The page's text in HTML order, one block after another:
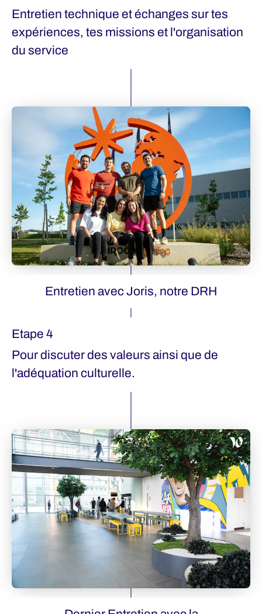
Entretien technique et échanges sur tes
expériences, tes missions et l'organisation
du service
Entretien avec Joris, notre DRH
Etape 4
Pour discuter des valeurs ainsi que de
l'adéquation culturelle.